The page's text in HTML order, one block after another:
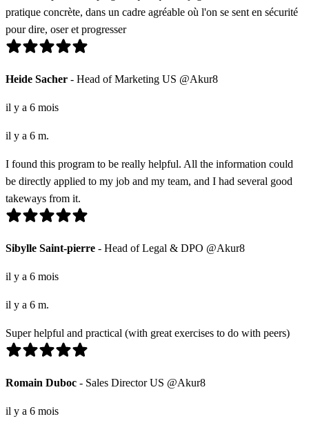
pratique concrète, dans un cadre agréable où l'on se sent en sécurité
pour dire, oser et progresser
Heide Sacher - Head of Marketing US @Akur8
il y a 6 mois
il y a 6 m.
I found this program to be really helpful. All the information could
be directly applied to my job and my team, and I had several good
takeways from it.
Sibylle Saint-pierre - Head of Legal & DPO @Akur8
il y a 6 mois
il y a 6 m.
Super helpful and practical (with great exercises to do with peers)
Romain Duboc - Sales Director US @Akur8
il y a 6 mois